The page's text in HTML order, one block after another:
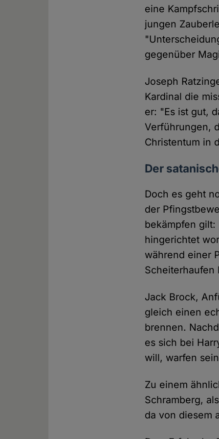
eine
jungen
gegenüber
Joseph
Kardinal die
er: "Es ist gut,
Verführungen,
Christentum in
Der
Doch es geht
der
bekämpfen gilt:
hingerichtet
während einer
Scheiterhaufen
Jack Brock,
gleich einen
brennen.
es sich bei
will, warfen
Zu einem
Schramberg,
da von diesem